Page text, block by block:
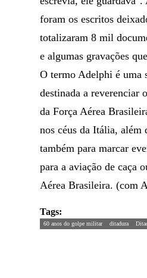
foram os escritos
totalizaram 8 mil
e algumas gravações
O termo Adelphi é uma
destinada a reverenciar
da Força Aérea
nos céus da Itália, além
também para marcar
para a aviação de caça
Aérea Brasileira. (com
Tags:
60 anos do golpe militar ditadura